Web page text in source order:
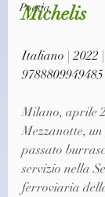
Poesia
Michelis
Italiano | 2022
9788809949485
Milano, aprile
Mezzanotte,
passato
servizio nella
ferroviaria